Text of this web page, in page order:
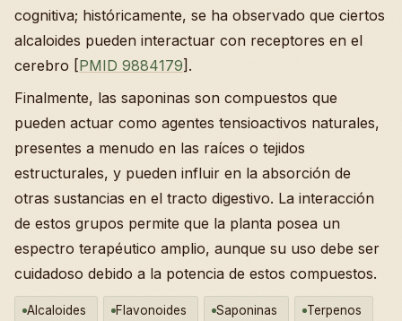
cognitiva; históricamente, se ha observado que ciertos
alcaloides pueden interactuar con receptores en el
cerebro [PMID 9884179].
Finalmente, las saponinas son compuestos que
pueden actuar como agentes tensioactivos naturales,
presentes a menudo en las raíces o tejidos
estructurales, y pueden influir en la absorción de
otras sustancias en el tracto digestivo. La interacción
de estos grupos permite que la planta posea un
espectro terapéutico amplio, aunque su uso debe ser
cuidadoso debido a la potencia de estos compuestos.
Alcaloides Flavonoides Saponinas Terpenos